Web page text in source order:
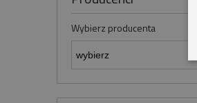
Wybierz producenta